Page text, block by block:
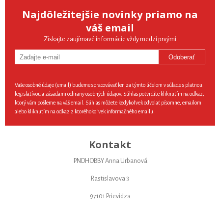
Najdôležitejšie novinky priamo na
váš email
Získajte zaujímavé informácie vždy medzi prvými
Odoberať
Vaše osobné údaje (email) budeme spracovávať len za týmto účelom v súlade s platnou
legislatívou a zásadami ochrany osobných údajov. Súhlas potvrdíte kliknutím na odkaz,
ktorý vám pošleme na váš email. Súhlas môžete kedykoľvek odvolať písomne, emailom
alebo kliknutím na odkaz z ktoréhokoľvek informačného emailu.
Kontakt
PNDHOBBY Anna Urbanová
Rastislavova 3
97101 Prievidza